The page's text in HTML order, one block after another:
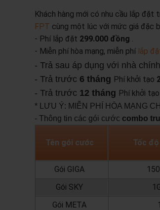
Khách hàng mới có nhu cầu lắp
FPT cùng một lúc với mức giá đặc
- Phí lắp đặt 299.000 đồng
- Miễn phí hòa mạng, miễn phí lắp
- Trả sau áp dụng với nhà
- Trả trước 6 tháng Phí khởi tạo
- Trả trước 12 tháng Phí khởi tạo
* LƯU Ý: MIỄN PHÍ HÒA MẠNG
- Thông tin các gói cước combo
Tên gói cước Tốc
Gói GIGA
Gói SKY
Gói META